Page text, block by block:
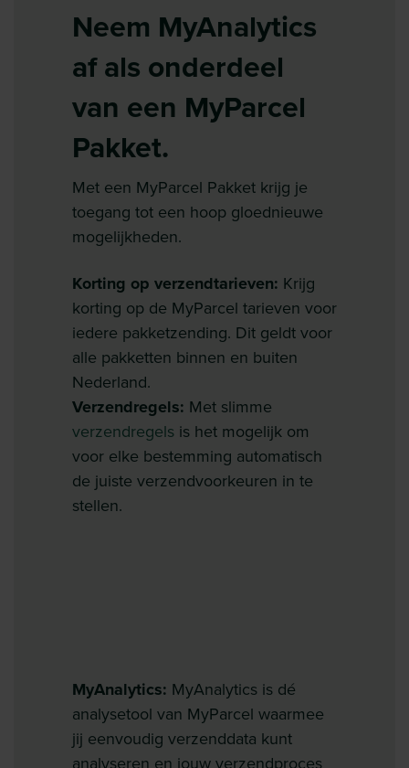
Neem MyAnalytics
af als onderdeel
van een MyParcel
Pakket.
Met een MyParcel Pakket krijg je
toegang tot een hoop gloednieuwe
mogelijkheden.
Korting op verzendtarieven: Krijg
korting op de MyParcel tarieven voor
iedere pakketzending. Dit geldt voor
alle pakketten binnen en buiten
Nederland.
Verzendregels: Met slimme
verzendregels is het mogelijk om
voor elke bestemming automatisch
de juiste verzendvoorkeuren in te
stellen.
MyAnalytics: MyAnalytics is dé
analysetool van MyParcel waarmee
jij eenvoudig verzenddata kunt
analyseren en jouw verzendproces